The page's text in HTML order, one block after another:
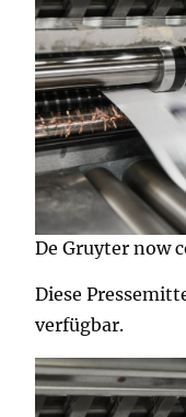
De Gruyter now
Diese
verfügbar.